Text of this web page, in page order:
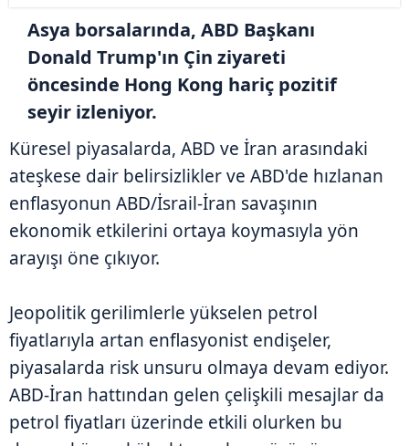
Asya borsalarında, ABD Başkanı
Donald Trump'ın Çin ziyareti
öncesinde Hong Kong hariç pozitif
seyir izleniyor.
Küresel piyasalarda, ABD ve İran arasındaki
ateşkese dair belirsizlikler ve ABD'de hızlanan
enflasyonun ABD/İsrail-İran savaşının
ekonomik etkilerini ortaya koymasıyla yön
arayışı öne çıkıyor.
Jeopolitik gerilimlerle yükselen petrol
fiyatlarıyla artan enflasyonist endişeler,
piyasalarda risk unsuru olmaya devam ediyor.
ABD-İran hattından gelen çelişkili mesajlar da
petrol fiyatları üzerinde etkili olurken bu